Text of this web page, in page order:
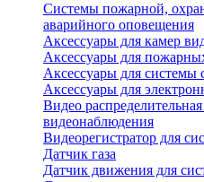
Системы пожарной,
аварийного оповещения
Аксессуары для камер
Аксессуары для
Аксессуары для системы
Аксессуары для
Видео
видеонаблюдения
Видеорегистратор для
Датчик газа
Датчик движения для